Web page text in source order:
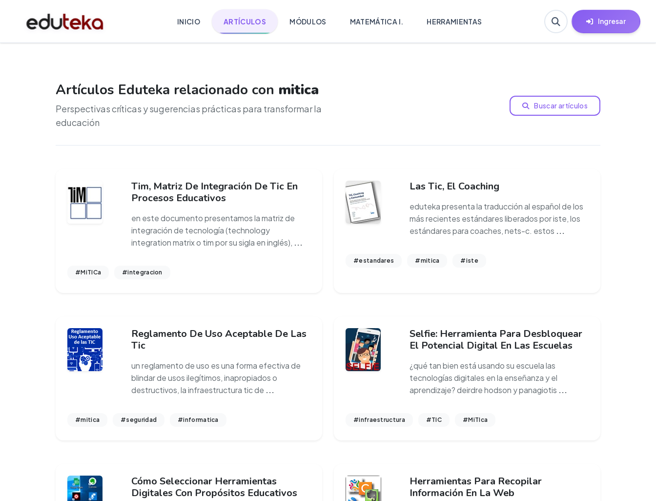
INICIO ARTÍCULOS MÓDULOS MATEMÁTICA I. HERRAMIENTAS Ingresar
Artículos Eduteka relacionado con mitica
Perspectivas críticas y sugerencias prácticas para transformar la
educación
Buscar artículos
Tim, Matriz De Integración De Tic En
Procesos Educativos
en este documento presentamos la matriz de
integración de tecnología (technology
integration matrix o tim por su sigla en inglés), ...
#MiTICa #integracion
Las Tic, El Coaching
eduteka presenta la traducción al español de los
más recientes estándares liberados por iste, los
estándares para coaches, nets-c. estos ...
#estandares #mitica #iste
Reglamento De Uso Aceptable De Las
Tic
un reglamento de uso es una forma efectiva de
blindar de usos ilegítimos, inapropiados o
destructivos, la infraestructura tic de ...
#mitica #seguridad #informatica
Selfie: Herramienta Para Desbloquear
El Potencial Digital En Las Escuelas
¿qué tan bien está usando su escuela las
tecnologías digitales en la enseñanza y el
aprendizaje? deirdre hodson y panagiotis ...
#infraestructura #TIC #MiTIca
Cómo Seleccionar Herramientas
Digitales Con Propósitos Educativos
Herramientas Para Recopilar
Información En La Web